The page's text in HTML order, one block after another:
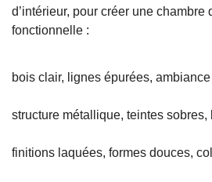
d’intérieur, pour créer une
fonctionnelle :
bois clair, lignes épurées,
structure métallique, teintes sobres,
finitions laquées, formes douces,